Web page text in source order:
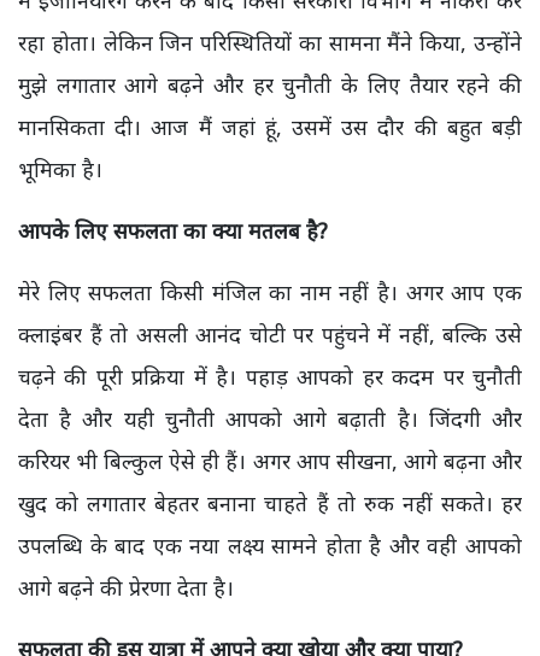
रहा होता। लेकिन जिन परिस्थितियों का सामना मैंने किया, उन्होंने
मुझे लगातार आगे बढ़ने और हर चुनौती के लिए तैयार रहने की
मानसिकता दी। आज मैं जहां हूं, उसमें उस दौर की बहुत बड़ी
भूमिका है।
आपके लिए सफलता का क्या मतलब है?
मेरे लिए सफलता किसी मंजिल का नाम नहीं है। अगर आप एक
क्लाइंबर हैं तो असली आनंद चोटी पर पहुंचने में नहीं, बल्कि उसे
चढ़ने की पूरी प्रक्रिया में है। पहाड़ आपको हर कदम पर चुनौती
देता है और यही चुनौती आपको आगे बढ़ाती है। जिंदगी और
करियर भी बिल्कुल ऐसे ही हैं। अगर आप सीखना, आगे बढ़ना और
खुद को लगातार बेहतर बनाना चाहते हैं तो रुक नहीं सकते। हर
उपलब्धि के बाद एक नया लक्ष्य सामने होता है और वही आपको
आगे बढ़ने की प्रेरणा देता है।
सफलता की इस यात्रा में आपने क्या खोया और क्या पाया?